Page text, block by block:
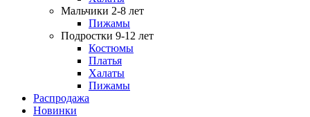
Мальчики 2-8 лет
Пижамы
Подростки 9-12 лет
Костюмы
Платья
Халаты
Пижамы
Распродажа
Новинки